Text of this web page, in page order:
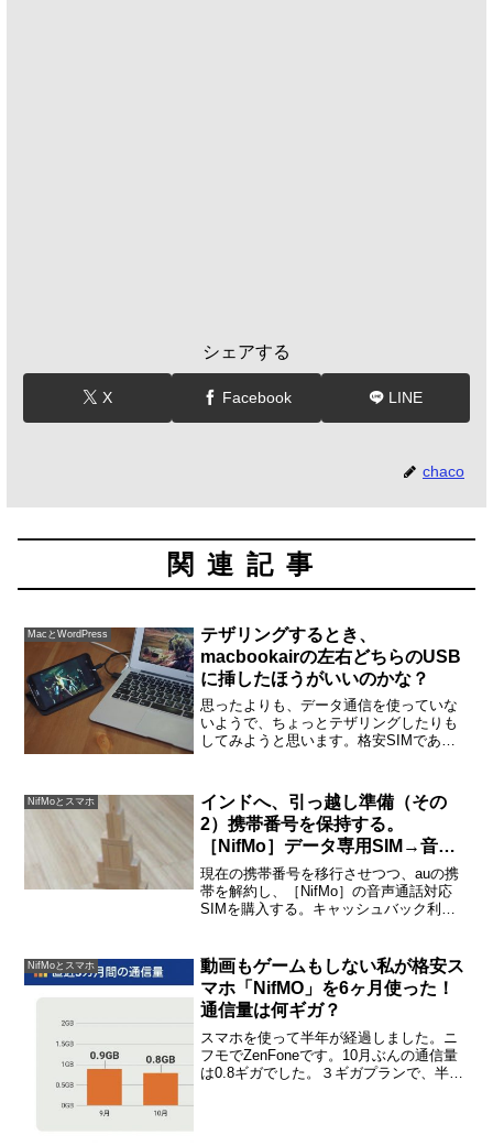
シェアする
X Facebook LINE
chaco
関連記事
MacとWordPress
テザリングするとき、
macbookairの左右どちらのUSB
に挿したほうがいいのかな？
思ったよりも、データ通信を使っていな
いようで、ちょっとテザリングしたりも
してみようと思います。格安SIMであっ
USBのどちらに挿したらいいか、疑問に
思いました...
NifMoとスマホ
インドへ、引っ越し準備（その
2）携帯番号を保持する。
［NifMo］データ専用SIM→音声
通話対応SIM
現在の携帯番号を移行させつつ、auの携
帯を解約し、［NifMo］の音声通話対応
SIMを購入する。キャッシュバック利用
すから、SIMのみの購入。それでも
5,000...
NifMoとスマホ
動画もゲームもしない私が格安ス
マホ「NifMO」を6ヶ月使った！
通信量は何ギガ？
スマホを使って半年が経過しました。ニ
フモでZenFoneです。10月ぶんの通信量
は0.8ギガでした。３ギガプランで、半年